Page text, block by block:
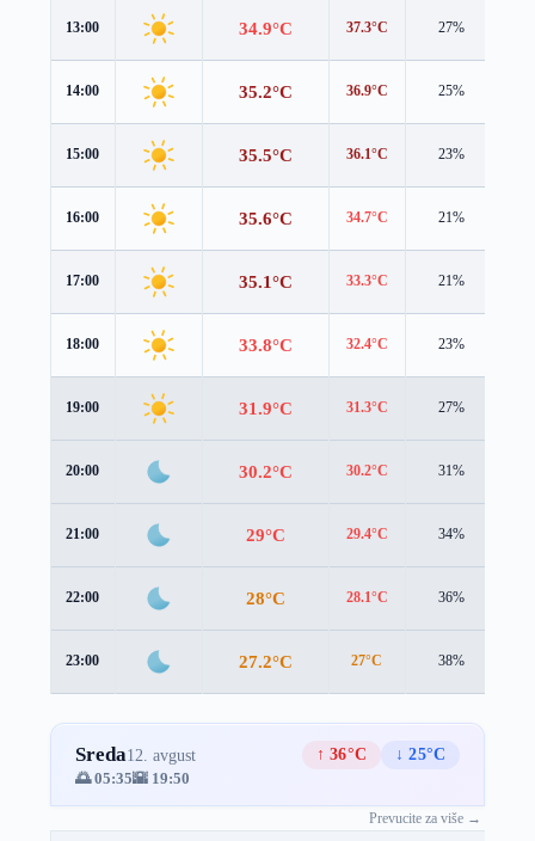
13:00 34.9°C 37.3°C 27%
14:00 35.2°C 36.9°C 25%
15:00 35.5°C 36.1°C 23%
16:00 35.6°C 34.7°C 21%
17:00 35.1°C 33.3°C 21%
18:00 33.8°C 32.4°C 23%
19:00 31.9°C 31.3°C 27%
20:00 30.2°C 30.2°C 31%
21:00 29°C 29.4°C 34%
22:00 28°C 28.1°C 36%
23:00 27.2°C 27°C 38%
Sreda12. avgust ↑ 36°C
↓ 25°C
🌅 05:35🌇 19:50
Prevucite za više →